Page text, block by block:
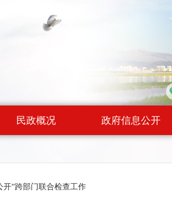
民政概况 政府信息公开
开”跨部门联合检查工作